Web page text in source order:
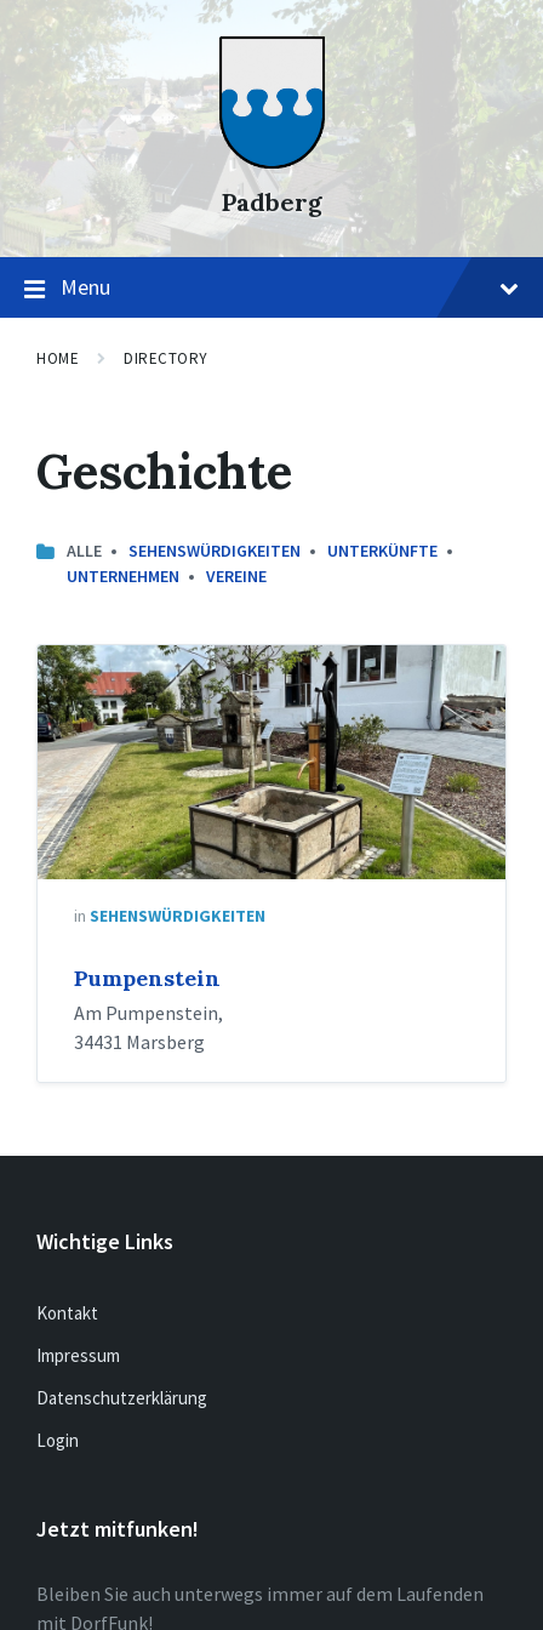
Skip
content
Skip
main
navigation
Skip
footer
Padberg
Menu
HOME DIRECTORY
Geschichte
ALLE SEHENSWÜRDIGKEITEN
UNTERKÜNFTE
UNTERNEHMEN
VEREINE
in SEHENSWÜRDIGKEITEN
Pumpenstein
Am Pumpenstein,
34431 Marsberg
Wichtige Links
Kontakt
Impressum
Datenschutzerklärung
Login
Jetzt mitfunken!
Bleiben Sie auch unterwegs immer auf dem Laufenden
mit DorfFunk!